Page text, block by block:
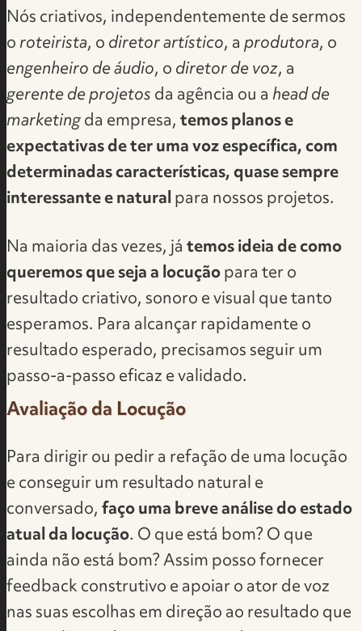
Nós criativos, independentemente de sermos
oroteirista, odiretor artístico, aprodutora, o
engenheiro de áudio, odiretor de voz, a
gerente de projetosda agência ou ahead de
marketingda empresa,temos planos e
expectativas de ter uma voz específica, com
determinadas características, quase sempre
interessante e naturalpara nossos projetos.
Na maioria das vezes, játemos ideia de como
queremos que seja a locuçãopara ter o
resultado criativo, sonoro e visual que tanto
esperamos. Para alcançar rapidamente o
resultado esperado, precisamos seguir um
passo-a-passo eficaz e validado.
Avaliação da Locução
Para dirigir ou pedir a refação de uma locução
e conseguir um resultado natural e
conversado,faço uma breve análise do estado
atual da locução. O que está bom? O que
ainda não está bom? Assim posso fornecer
feedback construtivo e apoiar o ator de voz
nas suas escolhas em direção ao resultado que